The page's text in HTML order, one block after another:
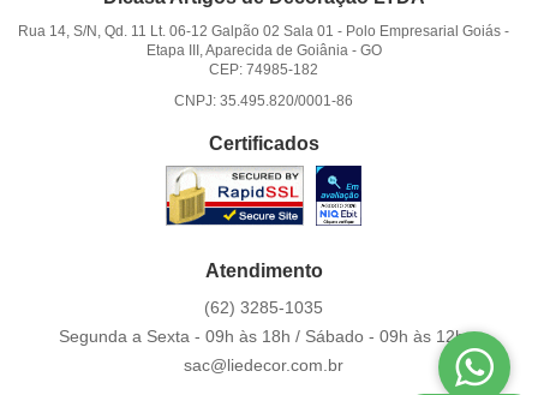
Rua 14, S/N, Qd. 11 Lt. 06-12 Galpão 02 Sala 01 - Polo Empresarial Goiás -
Etapa III, Aparecida de Goiânia- GO
CEP: 74985-182
CNPJ: 35.495.820/0001-86
Certificados
Atendimento
(62) 3285-1035
Segunda a Sexta - 09h às 18h / Sábado - 09h às 12h.
sac@liedecor.com.br